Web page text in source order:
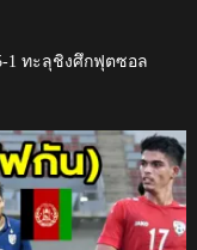
1 ทะลุชิงศึกฟุตซอล